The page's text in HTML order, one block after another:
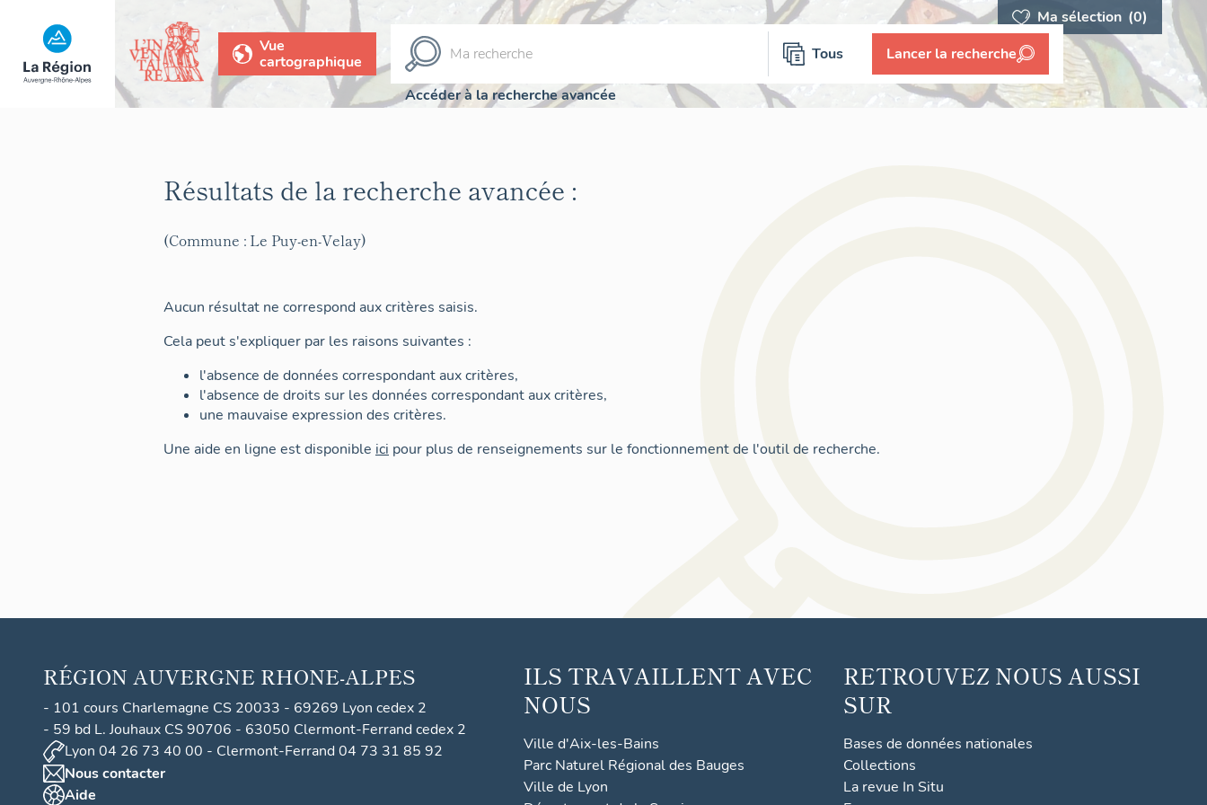
Ma sélection (0)
Vue
cartographique
Tous Lancer la recherche
Accéder à la recherche avancée
Résultats de la recherche avancée :
(Commune : Le Puy-en-Velay)
Aucun résultat ne correspond aux critères saisis.
Cela peut s'expliquer par les raisons suivantes :
l'absence de données correspondant aux critères,
l'absence de droits sur les données correspondant aux critères,
une mauvaise expression des critères.
Une aide en ligne est disponible ici pour plus de renseignements sur le fonctionnement de l'outil de recherche.
RÉGION AUVERGNE RHONE-ALPES
- 101 cours Charlemagne CS 20033 - 69269 Lyon cedex 2
- 59 bd L. Jouhaux CS 90706 - 63050 Clermont-Ferrand cedex 2
Lyon 04 26 73 40 00 - Clermont-Ferrand 04 73 31 85 92
Nous contacter
Aide
ILS TRAVAILLENT AVEC
NOUS
Ville d'Aix-les-Bains
Parc Naturel Régional des Bauges
Ville de Lyon
RETROUVEZ NOUS AUSSI
SUR
Bases de données nationales
Collections
La revue In Situ